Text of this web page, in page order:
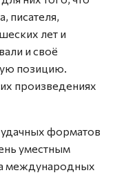
писателя,
лет и
и своё
позицию.
произведениях
форматов
уместным
международных